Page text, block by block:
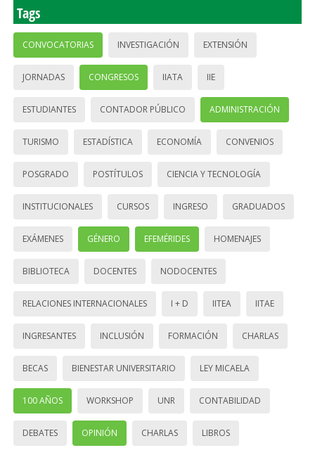
Tags
CONVOCATORIAS INVESTIGACIÓN EXTENSIÓN
JORNADAS CONGRESOS IIATA IIE
ESTUDIANTES CONTADOR PÚBLICO ADMINISTRACIÓN
TURISMO ESTADÍSTICA ECONOMÍA CONVENIOS
POSGRADO POSTÍTULOS CIENCIA Y TECNOLOGÍA
INSTITUCIONALES CURSOS INGRESO GRADUADOS
EXÁMENES GÉNERO EFEMÉRIDES HOMENAJES
BIBLIOTECA DOCENTES NODOCENTES
RELACIONES INTERNACIONALES I + D IITEA IITAE
INGRESANTES INCLUSIÓN FORMACIÓN CHARLAS
BECAS BIENESTAR UNIVERSITARIO LEY MICAELA
100 AÑOS WORKSHOP UNR CONTABILIDAD
DEBATES OPINIÓN CHARLAS LIBROS